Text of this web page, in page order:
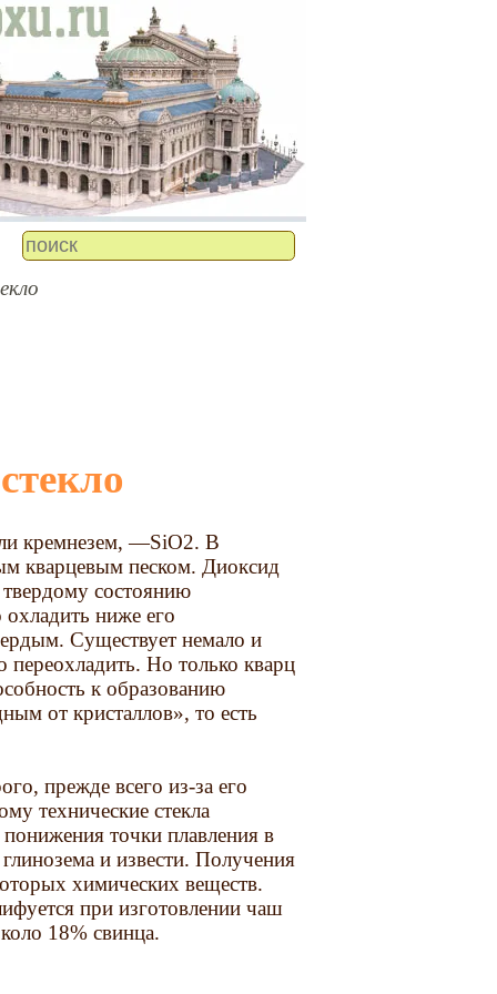
кремнезем, —SiO2. В
кварцевым песком. Диоксид
твердому состоянию
ниже его
Существует немало и
Но только кварц
к образованию
от кристаллов», то есть
прежде всего из-за его
технические стекла
точки плавления в
и извести. Получения
химических веществ.
при изготовлении чаш
18% свинца.